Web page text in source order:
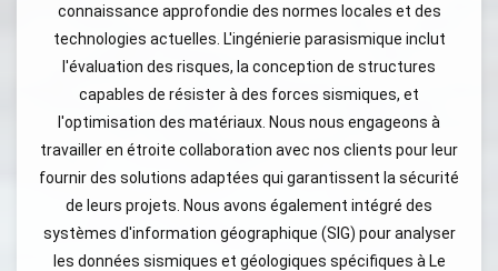
connaissance approfondie des normes locales et des
technologies actuelles. L'ingénierie parasismique inclut
l'évaluation des risques, la conception de structures
capables de résister à des forces sismiques, et
l'optimisation des matériaux. Nous nous engageons à
travailler en étroite collaboration avec nos clients pour leur
fournir des solutions adaptées qui garantissent la sécurité
de leurs projets. Nous avons également intégré des
systèmes d'information géographique (SIG) pour analyser
les données sismiques et géologiques spécifiques à Le